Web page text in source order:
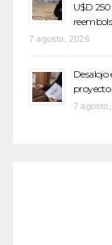
U$D
7 agosto, 2026
Desalojo
7